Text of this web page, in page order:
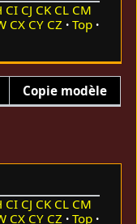
CI CJ CK CL CM
CX CY CZ
Top
Copie modèle
CI CJ CK CL CM
CX CY CZ
Top